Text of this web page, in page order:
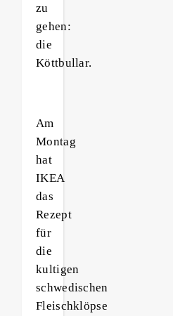
zu
gehen:
die
Köttbullar.
Am
Montag
hat
IKEA
das
Rezept
für
die
kultigen
schwedischen
Fleischklöpse